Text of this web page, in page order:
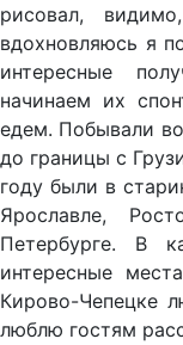
рисовал,
вдохновляюсь я
интересные
начинаем их
едем. Побывали
до границы с
году были в
Ярославле,
Петербурге. В
интересные
Кирово-Чепецке
люблю гостям